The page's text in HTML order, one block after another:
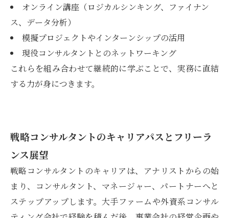
オンライン講座（ロジカルシンキング、ファイナン
ス、データ分析）
模擬プロジェクトやインターンシップの活用
現役コンサルタントとのネットワーキング
これらを組み合わせて継続的に学ぶことで、実務に直結
する力が身につきます。
戦略コンサルタントのキャリアパスとフリーラ
ンス展望
戦略コンサルタントのキャリアは、アナリストからの始
まり、コンサルタント、マネージャー、パートナーへと
ステップアップします。大手ファームや外資系コンサル